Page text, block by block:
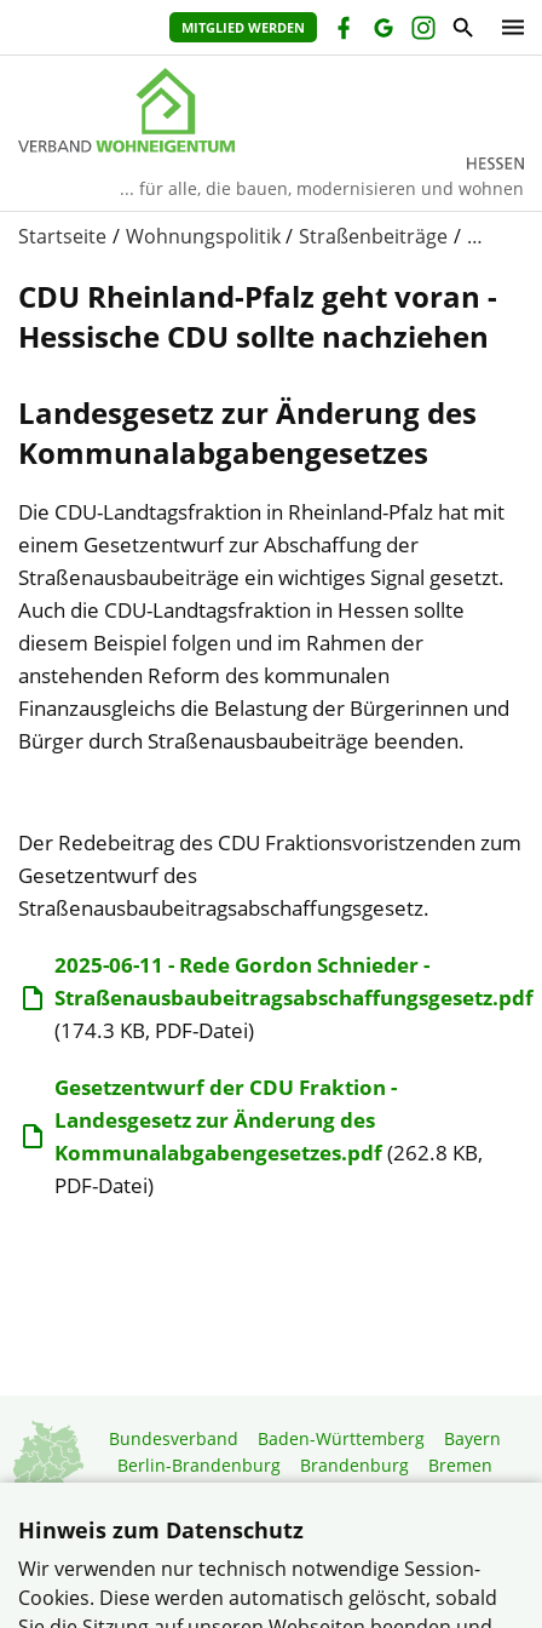
MITGLIED WERDEN
... für alle, die bauen, modernisieren und wohnen
Startseite Wohnungspolitik Straßenbeiträge …
CDU Rheinland-Pfalz geht voran -
Hessische CDU sollte nachziehen
Landesgesetz zur Änderung des
Kommunalabgabengesetzes
Die CDU-Landtagsfraktion in Rheinland-Pfalz hat mit
einem Gesetzentwurf zur Abschaffung der
Straßenausbaubeiträge ein wichtiges Signal gesetzt.
Auch die CDU-Landtagsfraktion in Hessen sollte
diesem Beispiel folgen und im Rahmen der
anstehenden Reform des kommunalen
Finanzausgleichs die Belastung der Bürgerinnen und
Bürger durch Straßenausbaubeiträge beenden.
Der Redebeitrag des CDU Fraktionsvoristzenden zum
Gesetzentwurf des
Straßenausbaubeitragsabschaffungsgesetz.
2025-06-11 - Rede Gordon Schnieder -
Straßenausbaubeitragsabschaffungsgesetz.pdf
(174.3 KB, PDF-Datei)
Gesetzentwurf der CDU Fraktion -
Landesgesetz zur Änderung des
Kommunalabgabengesetzes.pdf(262.8 KB,
PDF-Datei)
Bundesverband Baden-Württemberg
Bayern
Berlin-Brandenburg
Brandenburg
Bremen
Niedersachsen
Rheinland-Pfalz
Saarland
Sachsen-Anhalt
Schleswig-Holstein
Thüringen
Mitgliedermagazin
Gartenberatung
Hinweis zum Datenschutz
Wir verwenden nur technisch notwendige Session-
Cookies. Diese werden automatisch gelöscht, sobald